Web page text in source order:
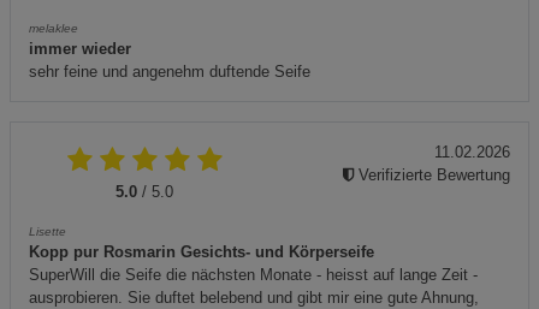
melaklee
immer wieder
sehr feine und angenehm duftende Seife
5.0 / 5.0
Lisette
Kopp pur Rosmarin Gesichts- und Körperseife
SuperWill die Seife die nächsten Monate - heisst auf lange Zeit -
ausprobieren. Sie duftet belebend und gibt mir eine gute Ahnung,
11.02.2026
Verifizierte Bewertung